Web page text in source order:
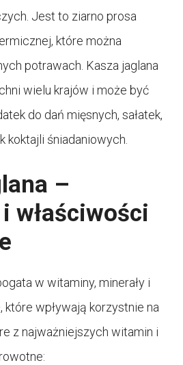
Jest to ziarno prosa
które można
potrawach. Kasza jaglana
wielu krajów i może być
do dań mięsnych, sałatek,
koktajli śniadaniowych.
–
właściwości
w witaminy, minerały i
które wpływają korzystnie na
z najważniejszych witamin i